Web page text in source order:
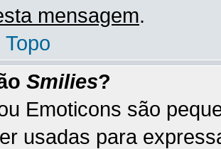
mensagem.
Smilies?
Emoticons são
usadas para